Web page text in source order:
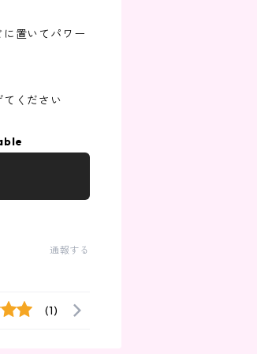
置いてパワー
ください
通報する
(1)